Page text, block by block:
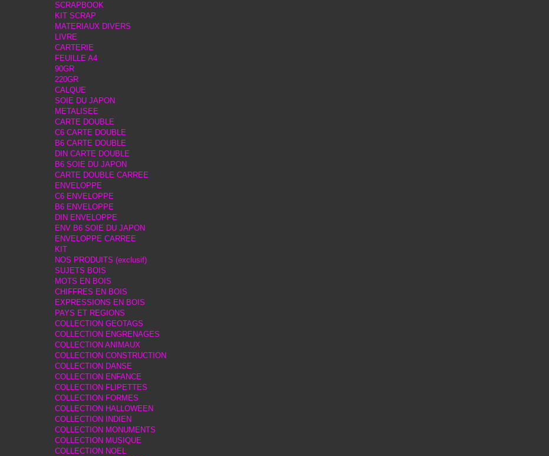
SCRAPBOOK
KIT SCRAP
MATERIAUX DIVERS
LIVRE
CARTERIE
FEUILLE A4
90GR
220GR
CALQUE
SOIE DU JAPON
METALISEE
CARTE DOUBLE
C6 CARTE DOUBLE
B6 CARTE DOUBLE
DIN CARTE DOUBLE
B6 SOIE DU JAPON
CARTE DOUBLE CARREE
ENVELOPPE
C6 ENVELOPPE
B6 ENVELOPPE
DIN ENVELOPPE
ENV B6 SOIE DU JAPON
ENVELOPPE CARREE
KIT
NOS PRODUITS (exclusif)
SUJETS BOIS
MOTS EN BOIS
CHIFFRES EN BOIS
EXPRESSIONS EN BOIS
PAYS ET REGIONS
COLLECTION GEOTAGS
COLLECTION ENGRENAGES
COLLECTION ANIMAUX
COLLECTION CONSTRUCTION
COLLECTION DANSE
COLLECTION ENFANCE
COLLECTION FLIPETTES
COLLECTION FORMES
COLLECTION HALLOWEEN
COLLECTION INDIEN
COLLECTION MONUMENTS
COLLECTION MUSIQUE
COLLECTION NOEL